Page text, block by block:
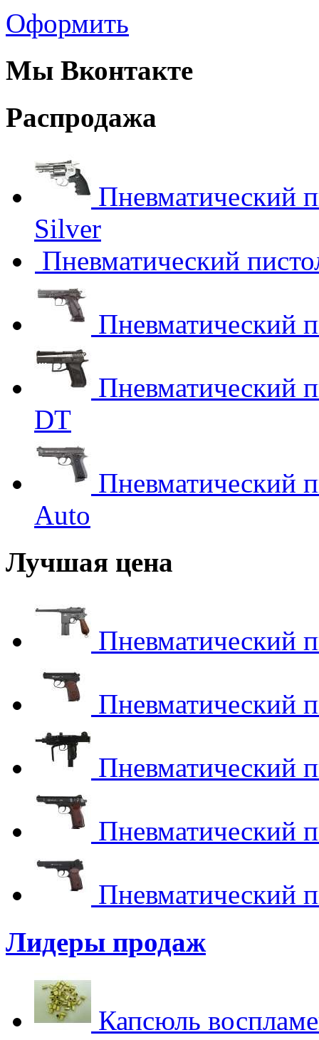
Оформить
Мы Вконтакте
Распродажа
Пневматический
Silver
Пневматический
Пневматический
Пневматический
DT
Пневматический
Auto
Лучшая цена
Пневматический
Пневматический
Пневматический
Пневматический
Пневматический
Лидеры продаж
Капсюль